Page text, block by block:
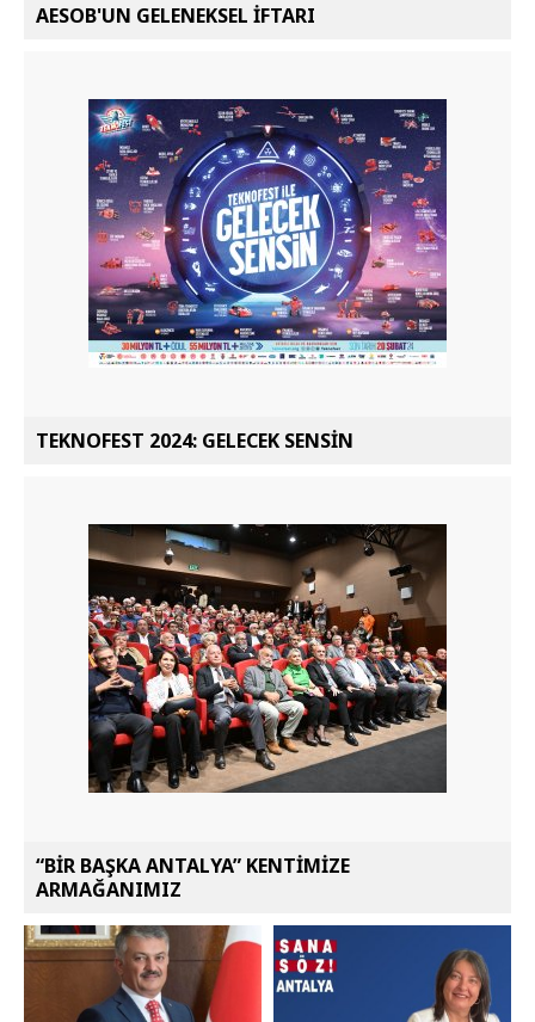
AESOB'UN GELENEKSEL İFTARI
TEKNOFEST 2024: GELECEK SENSİN
“BİR BAŞKA ANTALYA” KENTİMİZE
ARMAĞANIMIZ